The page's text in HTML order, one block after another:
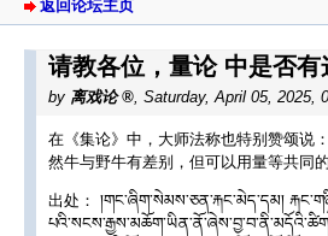
返回论坛主页
请教各位，量论 中是否有
by 离戏论 , Saturday, April 05, 2025,
在《集论》中，大师法称也特别赞颂说
然牛与野牛有差别，但可以用量等共同
出处： །གང་ཞིག་སེམས་ཅན་རྐང་མེད་དམ།